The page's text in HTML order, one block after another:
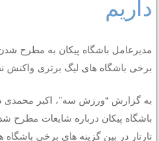
مدیرعامل باشگاه پیکان به مطرح
برخی باشگاه های لیگ برتری واکنش
به گزارش “ورزش سه”، اکبر محمدی
باشگاه پیکان درباره شایعات مطرح
تارتار در بین گزینه های برخی